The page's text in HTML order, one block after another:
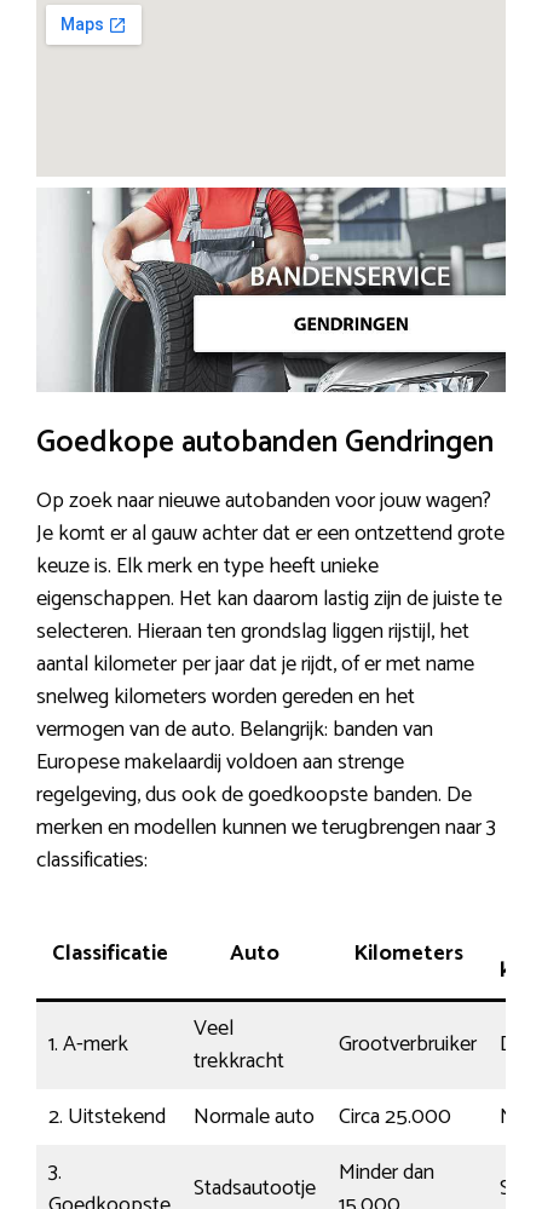
Goedkope autobanden Gendringen
Op zoek naar nieuwe autobanden voor jouw wagen?
Je komt er al gauw achter dat er een ontzettend grote
keuze is. Elk merk en type heeft unieke
eigenschappen. Het kan daarom lastig zijn de juiste te
selecteren. Hieraan ten grondslag liggen rijstijl, het
aantal kilometer per jaar dat je rijdt, of er met name
snelweg kilometers worden gereden en het
vermogen van de auto. Belangrijk: banden van
Europese makelaardij voldoen aan strenge
regelgeving, dus ook de goedkoopste banden. De
merken en modellen kunnen we terugbrengen naar 3
classificaties:
Classificatie Auto Kilometers
1. A-merk
Veel
trekkracht
Grootverbruiker
2. Uitstekend
Normale auto Circa 25.000
3.
Stadsautootje
Minder dan